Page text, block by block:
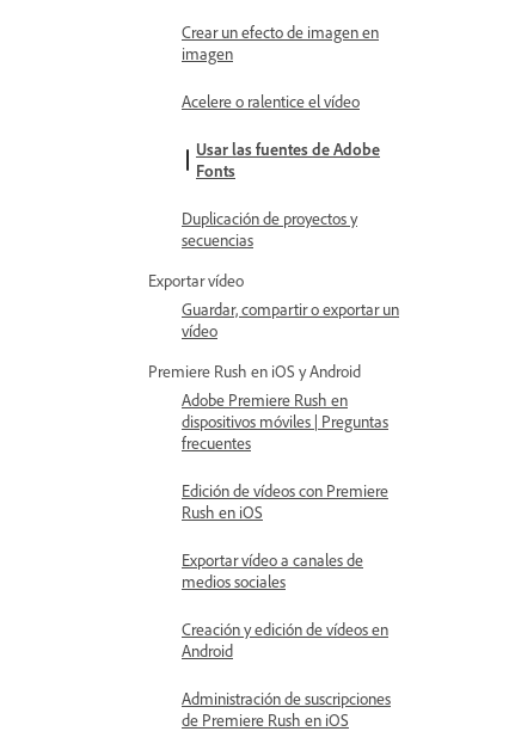
Crear un efecto de imagen en
imagen
Acelere o ralentice el vídeo
Usar las fuentes de Adobe
Fonts
Duplicación de proyectos y
secuencias
Exportar vídeo
Guardar, compartir o exportar un
vídeo
Premiere Rush en iOS y Android
Adobe Premiere Rush en
dispositivos móviles | Preguntas
frecuentes
Edición de vídeos con Premiere
Rush en iOS
Exportar vídeo a canales de
medios sociales
Creación y edición de vídeos en
Android
Administración de suscripciones
de Premiere Rush en iOS